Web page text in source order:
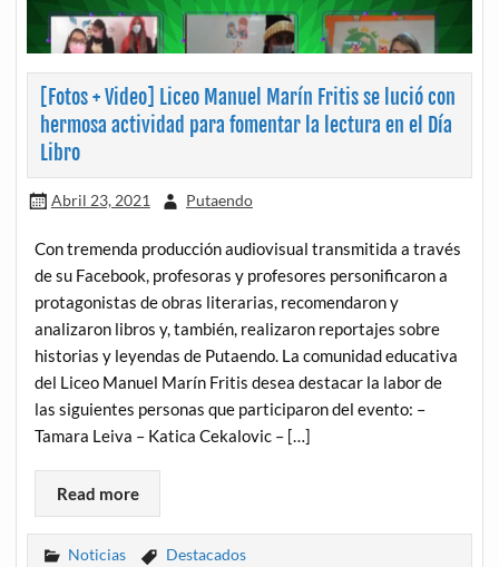
[Fotos + Video] Liceo Manuel Marín Fritis se lució con
hermosa actividad para fomentar la lectura en el Día
Libro
Abril 23, 2021 Putaendo
Con tremenda producción audiovisual transmitida a través
de su Facebook, profesoras y profesores personificaron a
protagonistas de obras literarias, recomendaron y
analizaron libros y, también, realizaron reportajes sobre
historias y leyendas de Putaendo. La comunidad educativa
del Liceo Manuel Marín Fritis desea destacar la labor de
las siguientes personas que participaron del evento: –
Tamara Leiva – Katica Cekalovic – […]
Read more
Noticias Destacados